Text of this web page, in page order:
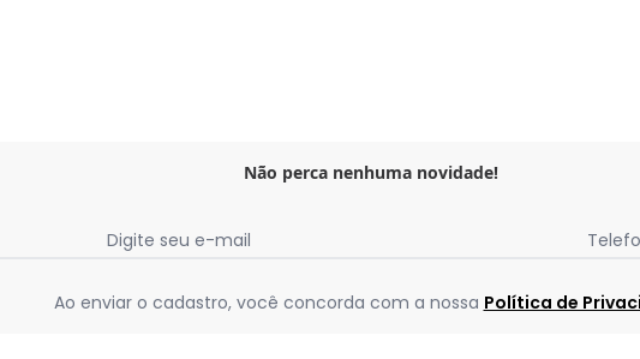
Não perca nenhuma novidade!
Digite seu e-mail
Ao enviar o cadastro, você concorda com a nossa Política de